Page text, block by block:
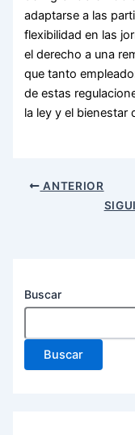
adaptarse a las
flexibilidad en las
el derecho a una
que tanto
de estas
la ley y el bienestar
ANTERIOR
Buscar
Buscar